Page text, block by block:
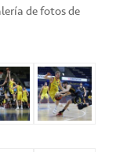
de fotos de